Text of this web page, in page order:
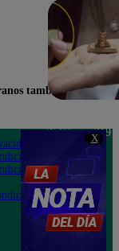
X
también en
Teléfono: 219
Av. San
Felipe 968
Jesús María